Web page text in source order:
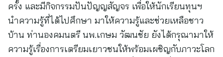
ครั้ง และมีกิจกรรมปันปัญญสัญจร เพื่อให้นักเรียนทุนฯ
นำความรู้ที่ได้ไปศึกษา มาให้ความรู้และช่วยเหลือชาว
บ้าน ท่านองคมนตรี นพ.เกษม วัฒนชัย ยังได้กรุณามาให้
ความรู้เรื่องการเตรียมเยาวชนให้พร้อมเผชิญกับภาวะโลก